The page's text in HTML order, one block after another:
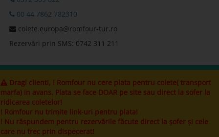
00 44 7862 782310
colete.europa@romfour-tur.ro
Rezervări prin SMS: 0742 311 211
Dragi clienti, ! Romfour nu cere plata pentru colete( transport
marfa) in avans. Plata se face DOAR pe site sau direct la sofer la
ridicarea coletelor!
! Romfour nu trimite link-uri pentru plata!
! Nu răspundem pentru rezervările făcute direct la șofer și cele
care nu trec prin dispecerat!